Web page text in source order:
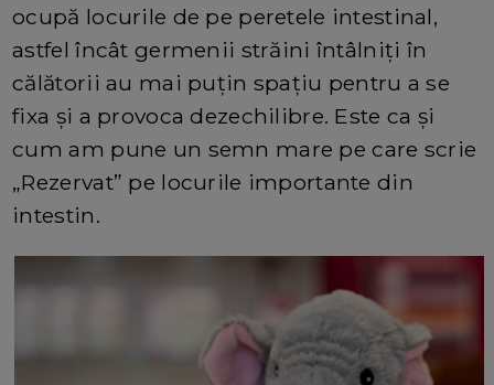
ocupă locurile de pe peretele intestinal,
astfel încât germenii străini întâlniți în
călătorii au mai puțin spațiu pentru a se
fixa și a provoca dezechilibre. Este ca și
cum am pune un semn mare pe care scrie
„Rezervat” pe locurile importante din
intestin.